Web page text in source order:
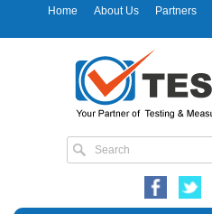
Home About Us Partners